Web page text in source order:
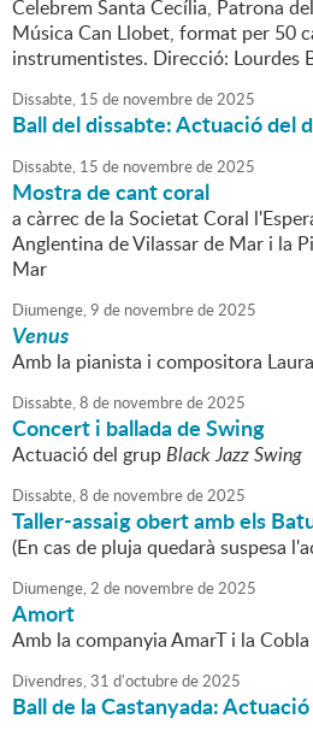
Celebrem Santa Cecília, Patrona
Música Can Llobet, format per 50
instrumentistes. Direcció: Lourdes
Dissabte, 15 de novembrede2025
Ball del dissabte: Actuació del
Dissabte, 15 de novembrede2025
Mostra de cant coral
a càrrec de la Societat Coral
Anglentina de Vilassar de Mar i la
Mar
Diumenge,9 de novembrede2025
Venus
Amb la pianista i compositora
Dissabte,8 de novembrede2025
Concert i ballada de Swing
Actuació del grupBlack Jazz Swing
Dissabte,8 de novembrede2025
Taller-assaig obert amb els
(En cas de pluja quedarà suspesa
Diumenge,2 de novembrede2025
Amort
Amb la companyia AmarT i la
Divendres,31 d'octubrede2025
Ball de la Castanyada: